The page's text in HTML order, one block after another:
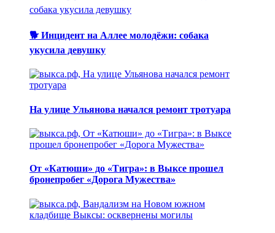
🐕 Инцидент на Аллее молодёжи: собака
укусила девушку
На улице Ульянова начался ремонт тротуара
От «Катюши» до «Тигра»: в Выксе прошел
бронепробег «Дорога Мужества»